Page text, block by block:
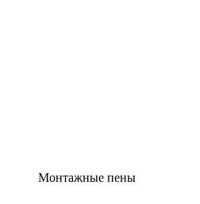
Монтажные пены